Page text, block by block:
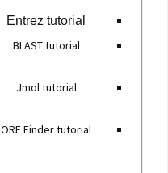
Entrez tutorial
BLAST tutorial
Jmol tutorial
ORF Finder tutorial